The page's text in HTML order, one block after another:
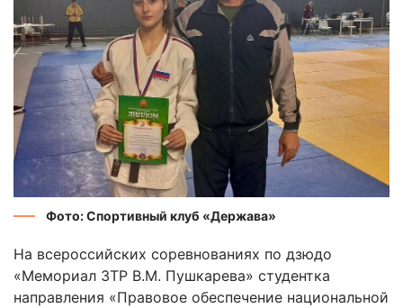
Фото: Спортивный клуб «Держава»
На всероссийских соревнованиях по дзюдо
«Мемориал ЗТР В.М. Пушкарева» студентка
направления «Правовое обеспечение национальной